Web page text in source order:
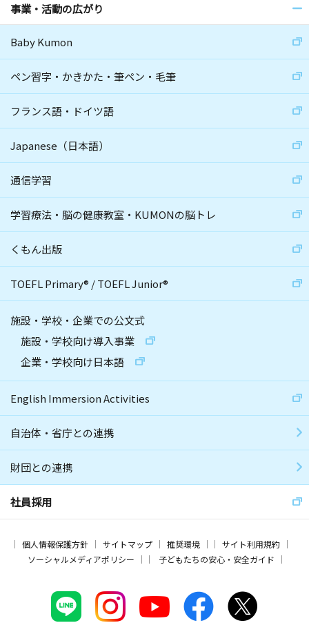
事業・活動の広がり
Baby Kumon
ペン習字・かきかた・筆ペン・毛筆
フランス語・ドイツ語
Japanese（日本語）
通信学習
学習療法・脳の健康教室・KUMONの脳トレ
くもん出版
TOEFL Primary® /TOEFL Junior®
施設・学校・企業での公文式
施設・学校向け導入事業
企業・学校向け日本語
English Immersion Activities
自治体・省庁との連携
財団との連携
社員採用
個人情報保護方針 サイトマップ 推奨環境
サイト利用規約
ソーシャルメディアポリシー
子どもたちの安心・安全ガイド